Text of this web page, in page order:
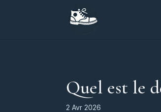
Quel est le
2 Avr 2026